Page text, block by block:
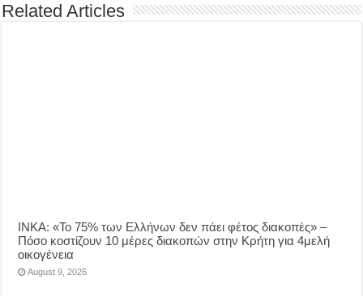
Related Articles
ΙΝΚΑ: «Το 75% των Ελλήνων δεν πάει φέτος διακοπές» –
Πόσο κοστίζουν 10 μέρες διακοπών στην Κρήτη για 4μελή
οικογένεια
August 9, 2026